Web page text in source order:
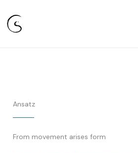
Zum
Ansatz
From movement arises form